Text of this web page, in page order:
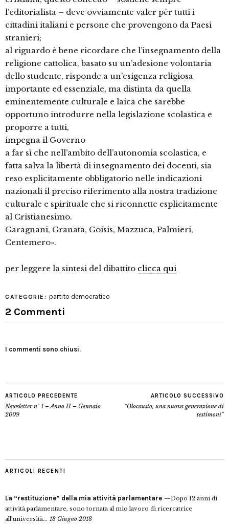
l’editorialista – deve ovviamente valer pèr tutti i
cittadini italiani e persone che provengono da Paesi
stranieri;
al riguardo è bene ricordare che l’insegnamento della
religione cattolica, basato su un’adesione volontaria
dello studente, risponde a un’esigenza religiosa
importante ed essenziale, ma distinta da quella
eminentemente culturale e laica che sarebbe
opportuno introdurre nella legislazione scolastica e
proporre a tutti,
impegna il Governo
a far sì che nell’ambito dell’autonomia scolastica, e
fatta salva la libertà di insegnamento dei docenti, sia
reso esplicitamente obbligatorio nelle indicazioni
nazionali il preciso riferimento alla nostra tradizione
culturale e spirituale che si riconnette esplicitamente
al Cristianesimo.
Garagnani, Granata, Goisis, Mazzuca, Palmieri,
Centemero».
per leggere la sintesi del dibattito clicca qui
CATEGORIE: partito democratico
2 Commenti
I commenti sono chiusi.
ARTICOLO PRECEDENTE
Newsletter n° 1 – Anno II – Gennaio
2009
ARTICOLO SUCCESSIVO
“Olocausto, una nuova generazione di
testimoni”
ARTICOLI RECENTI
La “restituzione” della mia attività parlamentare
Dopo 12 anni di
attività parlamentare, sono tornata al mio lavoro di ricercatrice
all’università... 18 Giugno 2018